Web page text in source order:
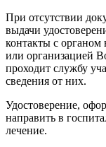
При отсутствии
выдачи
контакты с органом
или организацией
проходит службу
сведения от них.
Удостоверение,
направить в
лечение.